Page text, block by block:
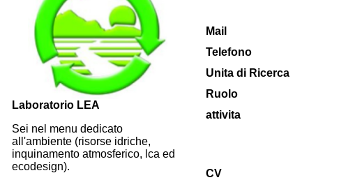
Laboratorio LEA
Sei nel menu dedicato
all'ambiente (risorse idriche,
inquinamento atmosferico, lca ed
ecodesign).
Mail
Telefono
Unita di Ricerca
Ruolo
attivita
CV